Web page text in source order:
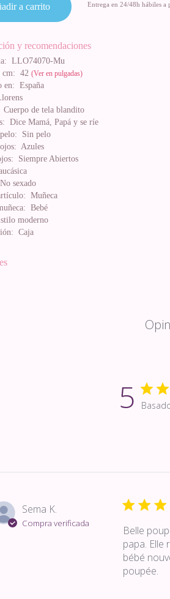
Entrega en 24/48h hábiles a
a carrito
y recomendaciones
LLO74070-Mu
cm: 42 (Ver en pulgadas)
en: España
Cuerpo de tela blandito
Dice Mamá, Papá y se ríe
Sin pelo
Azules
Siempre Abiertos
No sexado
Muñeca
Bebé
moderno
Caja
5
Sema K.
Compra verificada
Belle
papa. Elle
bébé
poupée.